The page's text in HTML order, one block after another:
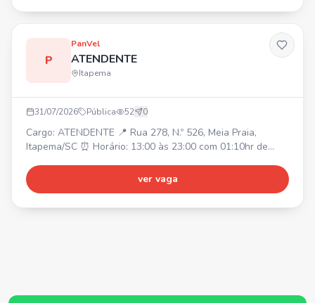
P
PanVel
ATENDENTE
Itapema
31/07/2026 Pública 52 0
Cargo: ATENDENTE 📍 Rua 278, N.º 526, Meia Praia,
Itapema/SC ⏰ Horário: 13:00 às 23:00 com 01:10hr de
Requisitos: Ensino médio completo; Ter 18 anos ou mais.
🎁 Benefícios: Vale transporte, alimentação/refeição, plano
ver vaga